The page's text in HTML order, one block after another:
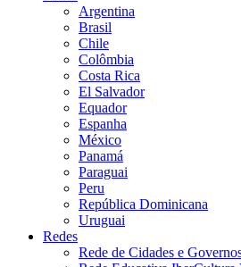
Argentina
Brasil
Chile
Colômbia
Costa Rica
El Salvador
Equador
Espanha
México
Panamá
Paraguai
Peru
República Dominicana
Uruguai
Redes
Rede de Cidades e